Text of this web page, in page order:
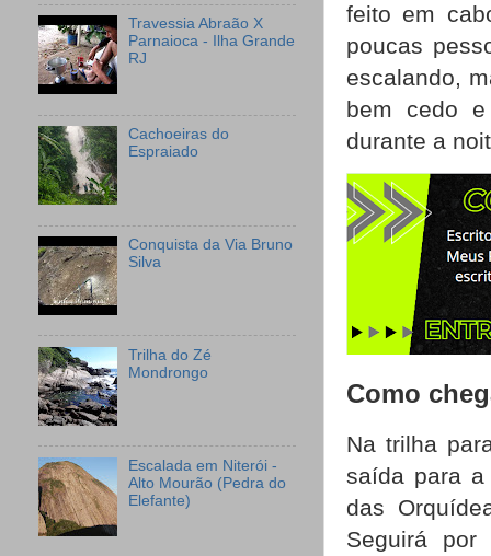
feito em
poucas
escalando,
bem cedo
durante a
Como
Na trilha
saída para a
das
Seguirá por
Travessia Abraão X
Parnaioca - Ilha Grande
RJ
Cachoeiras do
Espraiado
Conquista da Via Bruno
Silva
Trilha do Zé
Mondrongo
Escalada em Niterói -
Alto Mourão (Pedra do
Elefante)